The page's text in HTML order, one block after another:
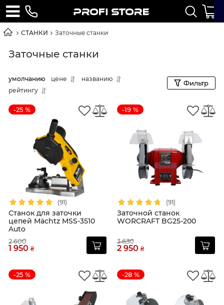
СТАНКИ Заточные станки
Заточные станки
умолчанию цене
названию
рейтингу
Фильтр
-25 %
(91)
Станок для заточки
цепей Mächtz MSS-3510
Auto
2 600
1 950 ₴
-19 %
(91)
Заточной станок
WORCRAFT BG25-200
3 630
2 950 ₴
-25 % -28 %